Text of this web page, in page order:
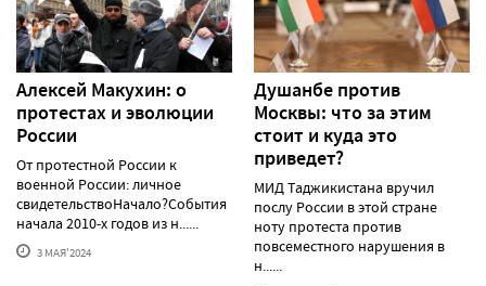
Алексей Макуxин: о
протестаx и эволюции
России
От протестной России к
военной России: личное
свидетельствоНачало?События
начала 2010-х годов из н......
3 МАЯ'2024
Душанбе против
Москвы: что за этим
стоит и куда это
приведет?
МИД Таджикистана вручил
послу России в этой стране
ноту протеста против
повсеместного нарушения в
н......